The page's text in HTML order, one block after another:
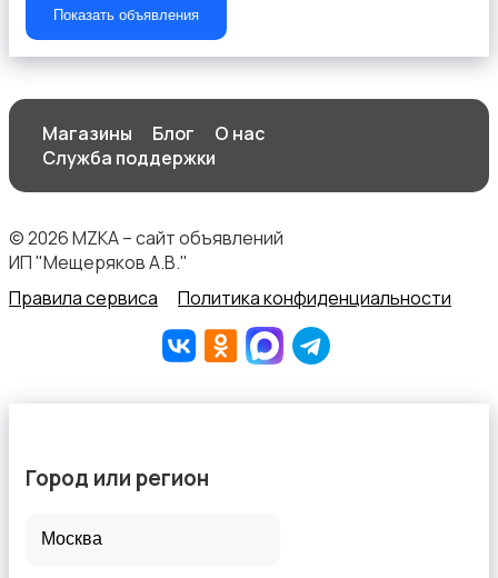
Свитеры и толстовки
Футболки и топы
Показать объявления
Магазины Блог
О нас
Служба поддержки
© 2026 MZKA – сайт объявлений
ИП "Мещеряков А.В."
Правила сервиса
Политика конфиденциальности
Город или регион